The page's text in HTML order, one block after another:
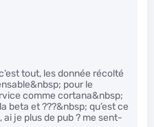
tout, les donnée récolté
pour le
comme cortana&nbsp;
beta et ???&nbsp; qu’est ce
je plus de pub ? me sent-